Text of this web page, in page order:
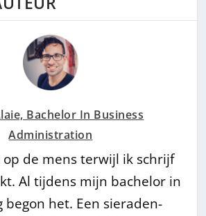
Bachelor In Business
Administration
op de mens terwijl ik schrijf
Al tijdens mijn bachelor in
begon het. Een sieraden-